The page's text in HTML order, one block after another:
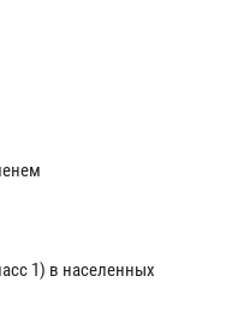
1) в населенных